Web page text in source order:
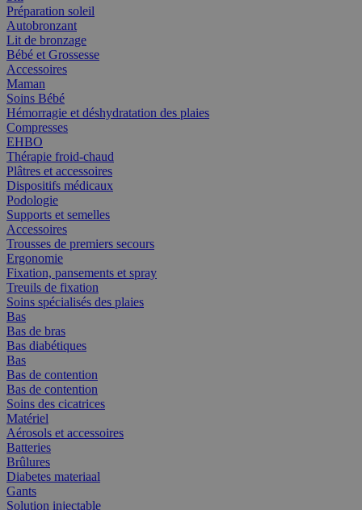
Préparation soleil
Autobronzant
Lit de bronzage
Bébé et Grossesse
Accessoires
Maman
Soins Bébé
Hémorragie et déshydratation des plaies
Compresses
EHBO
Thérapie froid-chaud
Plâtres et accessoires
Dispositifs médicaux
Podologie
Supports et semelles
Accessoires
Trousses de premiers secours
Ergonomie
Fixation, pansements et spray
Treuils de fixation
Soins spécialisés des plaies
Bas
Bas de bras
Bas diabétiques
Bas
Bas de contention
Bas de contention
Soins des cicatrices
Matériel
Aérosols et accessoires
Batteries
Brûlures
Diabetes materiaal
Gants
Solution injectable